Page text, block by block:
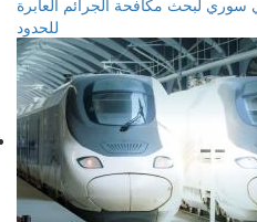
سوري لبحث مكافحة الجرائم العابرة
للحدود